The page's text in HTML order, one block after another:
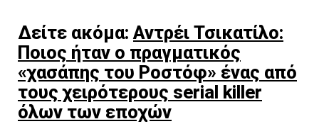
Δείτε ακόμα: Αντρέι Τσικατίλο:
Ποιος ήταν ο πραγματικός
«χασάπης του Ροστόφ» ένας από
τους χειρότερους serial killer
όλων των εποχών